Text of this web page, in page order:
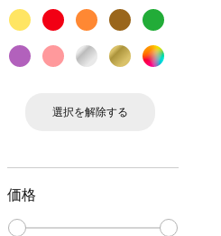
選択を解除する
価格